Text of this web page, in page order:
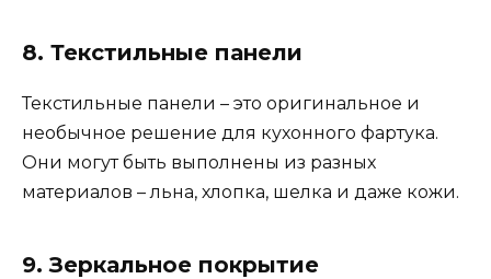
8. Текстильные панели
Текстильные панели – это оригинальное и
необычное решение для кухонного фартука.
Они могут быть выполнены из разных
материалов – льна, хлопка, шелка и даже кожи.
9. Зеркальное покрытие